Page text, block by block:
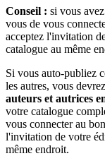
Conseil : si vous
vous de vous
acceptez l'invitation
catalogue au même
Si vous auto-publiez
les autres, vous
auteurs et autrices
votre catalogue
vous connecter au
l'invitation de votre
même endroit.